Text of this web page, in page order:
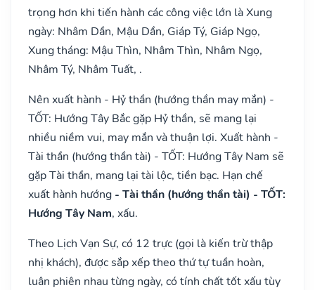
trọng hơn khi tiến hành các công việc lớn là Xung
ngày: Nhâm Dần, Mậu Dần, Giáp Tý, Giáp Ngọ,
Xung tháng: Mậu Thìn, Nhâm Thìn, Nhâm Ngọ,
Nhâm Tý, Nhâm Tuất, .
Nên xuất hành - Hỷ thần (hướng thần may mắn) -
TỐT: Hướng Tây Bắc gặp Hỷ thần, sẽ mang lại
nhiều niềm vui, may mắn và thuận lợi. Xuất hành -
Tài thần (hướng thần tài) - TỐT: Hướng Tây Nam sẽ
gặp Tài thần, mang lại tài lộc, tiền bạc. Hạn chế
xuất hành hướng - Tài thần (hướng thần tài) - TỐT:
Hướng Tây Nam, xấu.
Theo Lịch Vạn Sự, có 12 trực (gọi là kiến trừ thập
nhị khách), được sắp xếp theo thứ tự tuần hoàn,
luân phiên nhau từng ngày, có tính chất tốt xấu tùy